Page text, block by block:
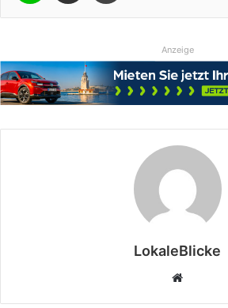
Anzeige
LokaleBlicke
Webseite